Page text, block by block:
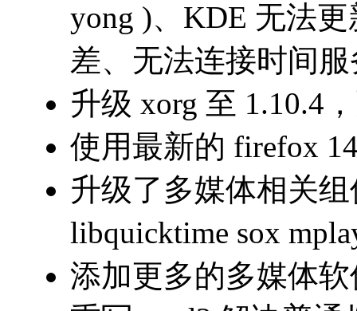
yong )、 KDE 无法
差、无法连接时间
升级 xorg 至 1.10.4
使用最新的 firefox
升级了多媒体相关
libquicktime sox
添加更多的多媒体